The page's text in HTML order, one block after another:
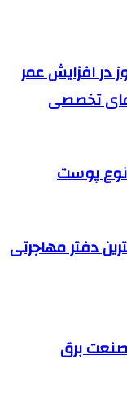
در افزایش عمر
تخصصی
نوع پوست
دفتر مهاجرتی